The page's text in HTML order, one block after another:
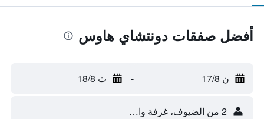
أفضل صفقات دونتشاي هاوس
ن 17/8 - ث 18/8
2 من الضيوف، غرفة واحدة